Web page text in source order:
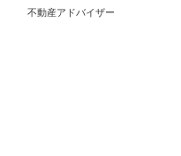
不動産アドバイザー